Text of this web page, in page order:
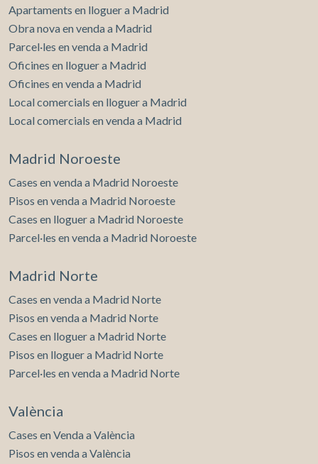
Apartaments en lloguer a Madrid
Obra nova en venda a Madrid
Parcel·les en venda a Madrid
Oficines en lloguer a Madrid
Oficines en venda a Madrid
Local comercials en lloguer a Madrid
Local comercials en venda a Madrid
Madrid Noroeste
Cases en venda a Madrid Noroeste
Pisos en venda a Madrid Noroeste
Cases en lloguer a Madrid Noroeste
Parcel·les en venda a Madrid Noroeste
Madrid Norte
Cases en venda a Madrid Norte
Pisos en venda a Madrid Norte
Cases en lloguer a Madrid Norte
Pisos en lloguer a Madrid Norte
Parcel·les en venda a Madrid Norte
València
Cases en Venda a València
Pisos en venda a València